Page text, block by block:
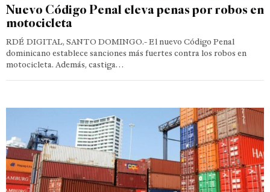
Nuevo Código Penal eleva penas por robos en
motocicleta
RDÉ DIGITAL, SANTO DOMINGO.- El nuevo Código Penal
dominicano establece sanciones más fuertes contra los robos en
motocicleta. Además, castiga…